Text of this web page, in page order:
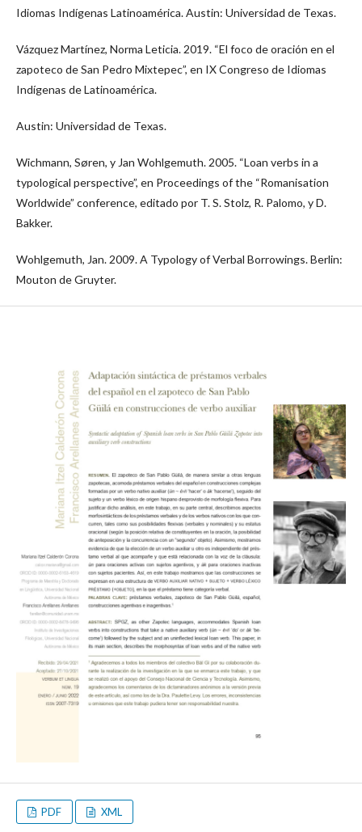
Idiomas Indígenas Latinoamérica. Austin: Universidad de Texas.
Vázquez Martínez, Norma Leticia. 2019. “El foco de oración en el
zapoteco de San Pedro Mixtepec”, en IX Congreso de Idiomas
Indígenas de Latinoamérica.
Austin: Universidad de Texas.
Wichmann, Søren, y Jan Wohlgemuth. 2005. “Loan verbs in a
typological perspective”, en Proceedings of the “Romanisation
Worldwide” conference, editado por T. S. Stolz, R. Palomo, y D.
Bakker.
Wohlgemuth, Jan. 2009. A Typology of Verbal Borrowings. Berlin:
Mouton de Gruyter.
PDF XML